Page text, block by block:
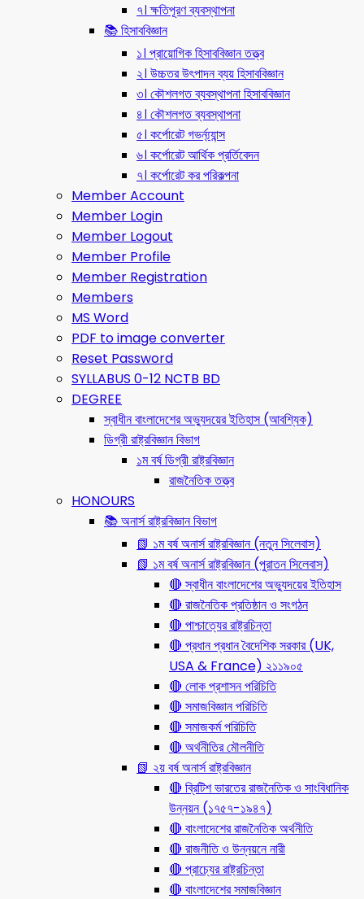
৭। ক্ষতিপূরণ ব্যবস্থাপনা
📚 হিসাববিজ্ঞান
১। প্রায়োগিক হিসাববিজ্ঞান তত্ত্ব
২। উচ্চতর উৎপাদন ব্যয় হিসাববিজ্ঞান
৩। কৌশলগত ব্যবস্থাপনা হিসাববিজ্ঞান
৪। কৌশলগত ব্যবস্থাপনা
৫। কর্পোরেট গভর্ন্য্যান্স
৬। কর্পোরেট আর্থিক প্রর্তিবেদন
৭। কর্পোরেট কর পরিকল্পনা
Member Account
Member Login
Member Logout
Member Profile
Member Registration
Members
MS Word
PDF to image converter
Reset Password
SYLLABUS 0-12 NCTB BD
DEGREE
স্বাধীন বাংলাদেশের অভ্যুদয়ের ইতিহাস (আবশ্যিক)
ডিগ্রী রাষ্ট্রবিজ্ঞান বিভাগ
১ম বর্ষ ডিগ্রী রাষ্ট্রবিজ্ঞান
রাজনৈতিক তত্ত্ব
HONOURS
📚 অনার্স রাষ্ট্রবিজ্ঞান বিভাগ
📗 ১ম বর্ষ অনার্স রাষ্ট্রবিজ্ঞান (নতুন সিলেবাস)
📗 ১ম বর্ষ অনার্স রাষ্ট্রবিজ্ঞান (পুরাতন সিলেবাস)
🔴 স্বাধীন বাংলাদেশের অভ্যুদয়ের ইতিহাস
🔴 রাজনৈতিক প্রতিষ্ঠান ও সংগঠন
🔴 পাশ্চাত্যের রাষ্ট্রচিন্তা
🔴 প্রধান প্রধান বৈদেশিক সরকার (UK,
USA & France) ২১১৯০৫
🔴 লোক প্রশাসন পরিচিতি
🔴 সমাজবিজ্ঞান পরিচিতি
🔴 সমাজকর্ম পরিচিতি
🔴 অর্থনীতির মৌলনীতি
📗 ২য় বর্ষ অনার্স রাষ্ট্রবিজ্ঞান
🔴 ব্রিটিশ ভারতের রাজনৈতিক ও সাংবিধানিক
উন্নয়ন (১৭৫৭-১৯৪৭)
🔴 বাংলাদেশের রাজনৈতিক অর্থনীতি
🔴 রাজনীতি ও উন্নয়নে নারী
🔴 প্রাচ্যের রাষ্ট্রচিন্তা
🔴 বাংলাদেশের সমাজবিজ্ঞান